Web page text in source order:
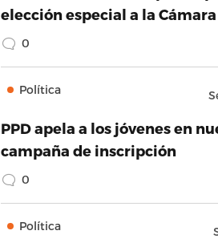
elección especial a la Cámara
0
Política
PPD apela a los jóvenes en
campaña de inscripción
0
Política